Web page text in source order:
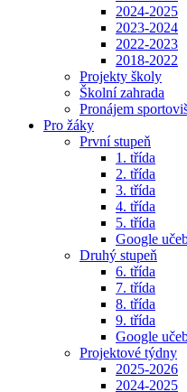
2024-2025
2023-2024
2022-2023
2018-2022
Projekty školy
Školní zahrada
Pronájem
Pro žáky
První stupeň
1. třída
2. třída
3. třída
4. třída
5. třída
Google
Druhý stupeň
6. třída
7. třída
8. třída
9. třída
Google
Projektové týdny
2025-2026
2024-2025